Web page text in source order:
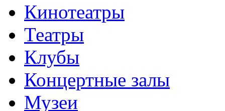
Кинотеатры
Театры
Клубы
Концертные залы
Музеи